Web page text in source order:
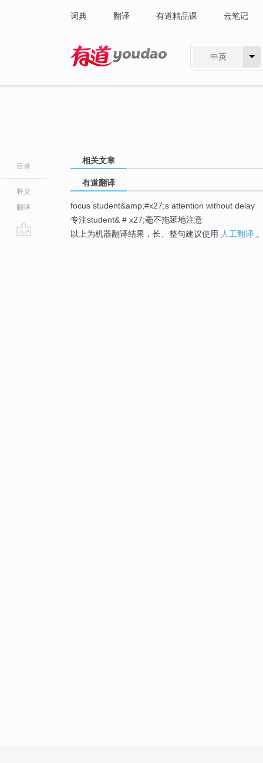
词典 翻译 有道精品课 云笔记
中英
目录
释义
翻译
相关文章
有道翻译
focus student&amp;#x27;s attention without delay
专注student& # x27;毫不拖延地注意
以上为机器翻译结果，长、整句建议使用 人工翻译